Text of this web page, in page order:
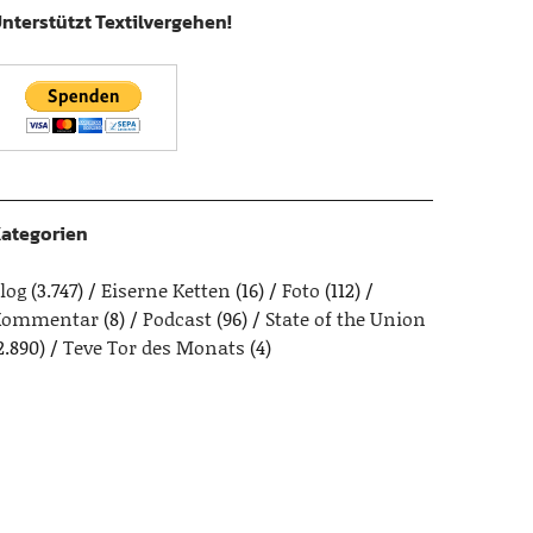
Textilvergehen!
(3.747) Eiserne Ketten (16) Foto (112)
(8) Podcast(96)
State of the Union
Teve Tor des Monats (4)